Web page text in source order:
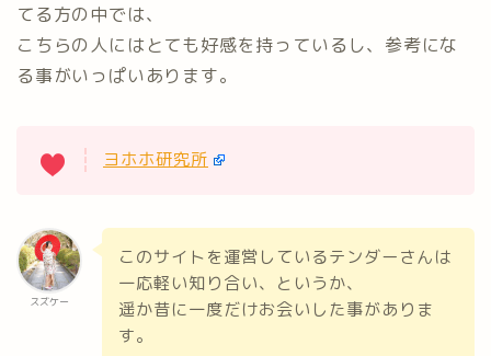
てる方の中では、
こちらの人にはとても好感を持っているし、参考にな
る事がいっぱいあります。
ヨホホ研究所
スズケー
このサイトを運営しているテンダーさんは
一応軽い知り合い、というか、
遥か昔に一度だけお会いした事がありま
す。